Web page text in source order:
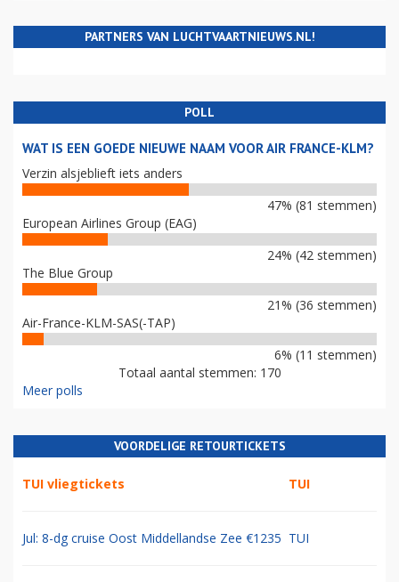
PARTNERS VAN LUCHTVAARTNIEUWS.NL!
POLL
WAT IS EEN GOEDE NIEUWE NAAM VOOR AIR FRANCE-KLM?
Verzin alsjeblieft iets anders
47% (81 stemmen)
European Airlines Group (EAG)
24% (42 stemmen)
The Blue Group
21% (36 stemmen)
Air-France-KLM-SAS(-TAP)
6% (11 stemmen)
Totaal aantal stemmen: 170
Meer polls
VOORDELIGE RETOURTICKETS
TUI vliegtickets TUI
Jul: 8-dg cruise Oost Middellandse Zee €1235 TUI